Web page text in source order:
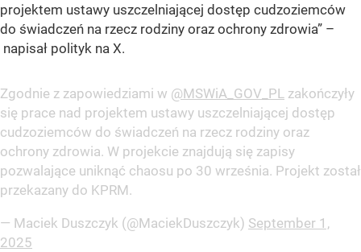
projektem ustawy uszczelniającej dostęp cudzoziemców
do świadczeń na rzecz rodziny oraz ochrony zdrowia” –
napisał polityk na X.
Zgodnie z zapowiedziami w @MSWiA_GOV_PL zakończyły
się prace nad projektem ustawy uszczelniającej dostęp
cudzoziemców do świadczeń na rzecz rodziny oraz
ochrony zdrowia. W projekcie znajdują się zapisy
pozwalające uniknąć chaosu po 30 września. Projekt został
przekazany do KPRM.
— Maciek Duszczyk (@MaciekDuszczyk) September 1,
2025